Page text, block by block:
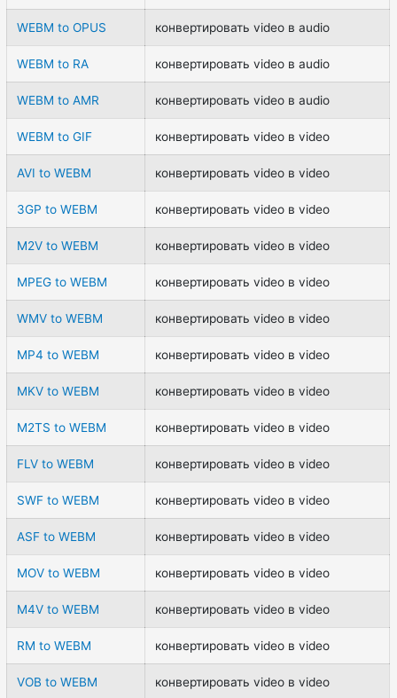
WEBM to OPUS конвертировать video в audio
WEBM to RA конвертировать video в audio
WEBM to AMR конвертировать video в audio
WEBM to GIF конвертировать video в video
AVI to WEBM конвертировать video в video
3GP to WEBM конвертировать video в video
M2V to WEBM конвертировать video в video
MPEG to WEBM конвертировать video в video
WMV to WEBM конвертировать video в video
MP4 to WEBM конвертировать video в video
MKV to WEBM конвертировать video в video
M2TS to WEBM конвертировать video в video
FLV to WEBM конвертировать video в video
SWF to WEBM конвертировать video в video
ASF to WEBM конвертировать video в video
MOV to WEBM конвертировать video в video
M4V to WEBM конвертировать video в video
RM to WEBM конвертировать video в video
VOB to WEBM конвертировать video в video